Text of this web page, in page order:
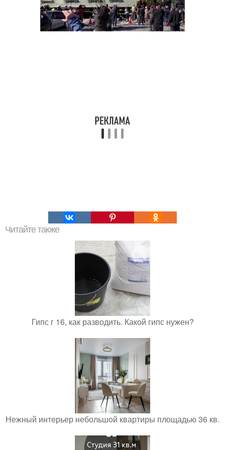
Читайте также
Гипс г 16, как разводить. Какой гипс нужен?
Нежный интерьер небольшой квартиры площадью 36 кв.